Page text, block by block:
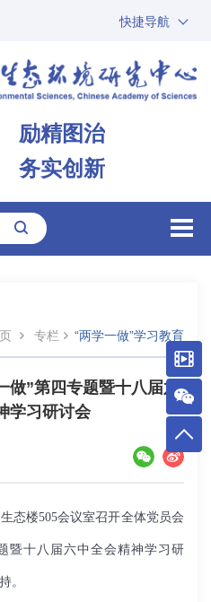
快捷导航
ARP
邮箱
励精图治
务实创新
专栏 “两学一做”学习教育
做”第四专题暨十八届六
学习研讨会
态楼505会议室召开全体党员会
暨十八届六中全会精神学习研
。